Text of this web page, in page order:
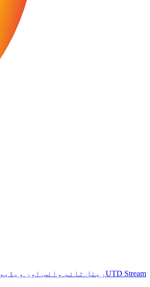
UTD Streamریئل ٹائم وائس اور ویڈیو